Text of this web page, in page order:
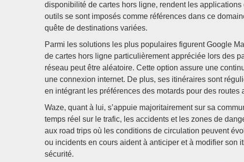
disponibilité de cartes hors ligne, rendent les
outils se sont imposés comme références dans ce
quête de destinations variées.
Parmi les solutions les plus populaires figurent Google
de cartes hors ligne particulièrement appréciée lors des
réseau peut être aléatoire. Cette option assure une
une connexion internet. De plus, ses itinéraires sont
en intégrant les préférences des motards pour des routes
Waze, quant à lui, s’appuie majoritairement sur sa
temps réel sur le trafic, les accidents et les zones de
aux road trips où les conditions de circulation peuvent
ou incidents en cours aident à anticiper et à modifier son
sécurité.